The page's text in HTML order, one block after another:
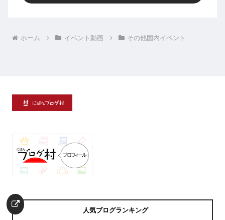
ホーム イベント動画 その他国内イベント
人気ブログランキング